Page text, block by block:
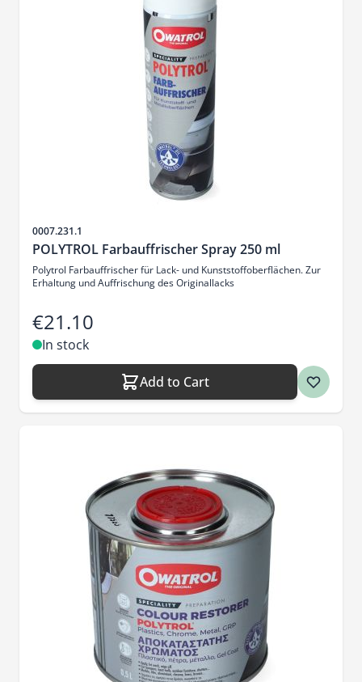
Sku
0007.231.1
POLYTROL Farbauffrischer Spray 250 ml
Polytrol Farbauffrischer für Lack- und Kunststoffoberflächen. Zur
Erhaltung und Auffrischung des Originallacks
€21.10
In stock
Add to Cart